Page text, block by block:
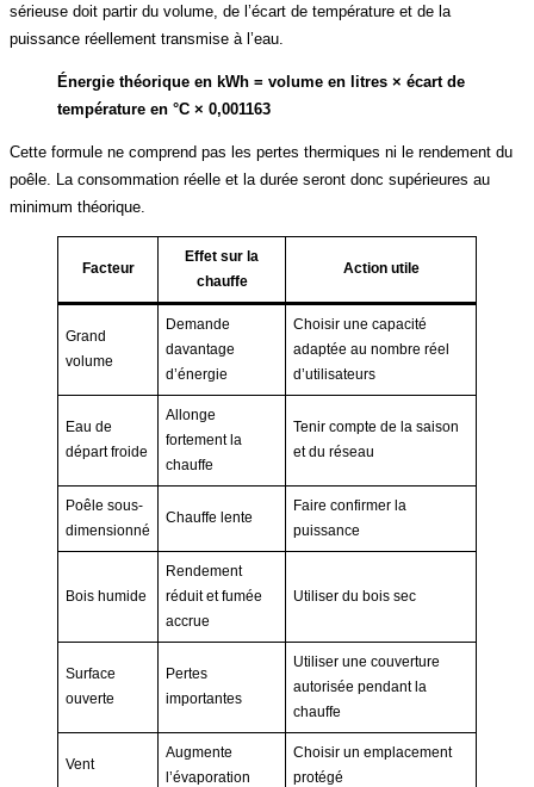
sérieuse doit partir du volume, de l’écart de température et de la
puissance réellement transmise à l’eau.
Énergie théorique en kWh = volume en litres × écart de
température en °C × 0,001163
Cette formule ne comprend pas les pertes thermiques ni le rendement du
poêle. La consommation réelle et la durée seront donc supérieures au
minimum théorique.
Facteur
Effet sur la
chauffe
Action utile
Grand
volume
Demande
davantage
d’énergie
Choisir une capacité
adaptée au nombre réel
d’utilisateurs
Eau de
départ froide
Allonge
fortement la
chauffe
Tenir compte de la saison
et du réseau
Poêle sous-
dimensionné
Chauffe lente
Faire confirmer la
puissance
Bois humide
Rendement
réduit et fumée
accrue
Utiliser du bois sec
Surface
ouverte
Pertes
importantes
Utiliser une couverture
autorisée pendant la
chauffe
Vent
Augmente
l’évaporation
Choisir un emplacement
protégé